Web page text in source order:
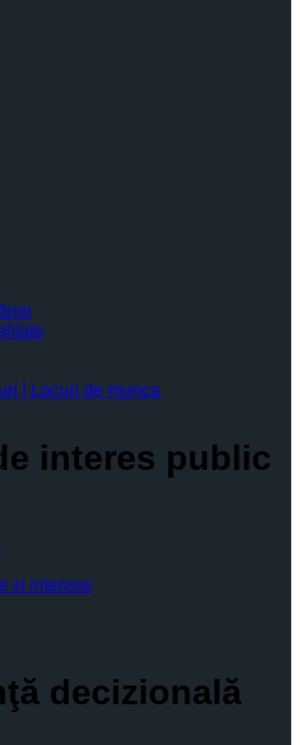
| Locuri de munca
interes public
si interese
decizională